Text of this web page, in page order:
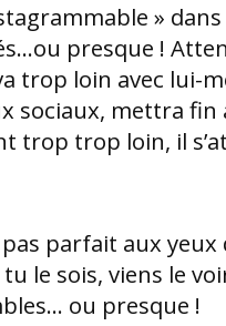
»
presque !
trop loin avec lui-
sociaux, mettra fin
trop trop loin, il
parfait aux yeux
le sois, viens le
ou presque !